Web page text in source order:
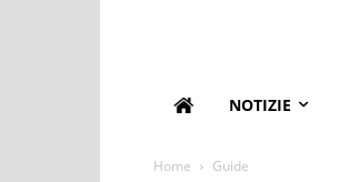
NOTIZIE
Home Guide